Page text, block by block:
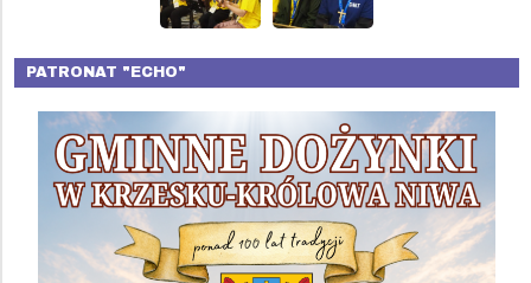
PATRONAT "ECHO"